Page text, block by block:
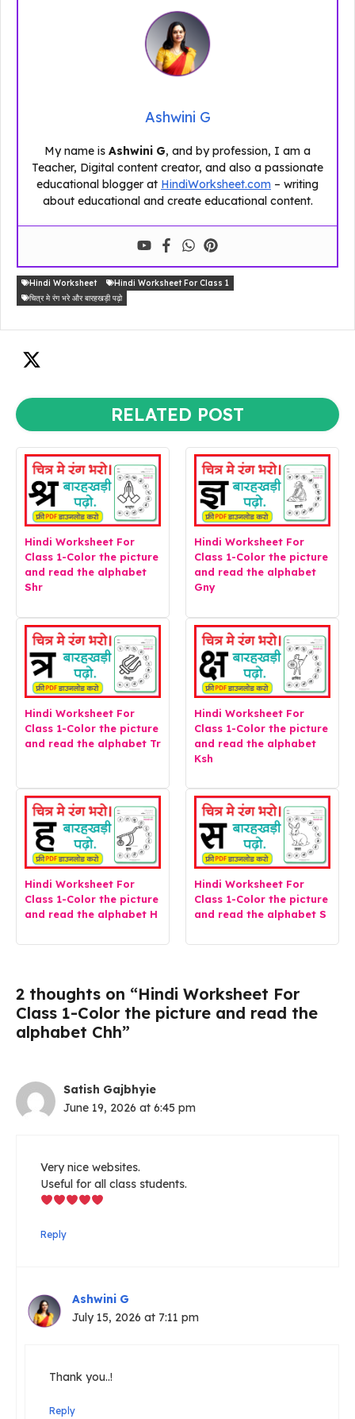
Ashwini G
My name is Ashwini G, and by profession, I am a
Teacher, Digital content creator, and also a passionate
educational blogger at HindiWorksheet.com – writing
about educational and create educational content.
Hindi Worksheet
Hindi Worksheet For Class 1
चित्र मे रंग भरे और बारहखड़ी पढ़ो
RELATED POST
Hindi Worksheet For
Class 1-Color the picture
and read the alphabet
Shr
Hindi Worksheet For
Class 1-Color the picture
and read the alphabet
Gny
Hindi Worksheet For
Class 1-Color the picture
and read the alphabet Tr
Hindi Worksheet For
Class 1-Color the picture
and read the alphabet
Ksh
Hindi Worksheet For
Class 1-Color the picture
and read the alphabet H
Hindi Worksheet For
Class 1-Color the picture
and read the alphabet S
2 thoughts on “Hindi Worksheet For
Class 1-Color the picture and read the
alphabet Chh”
Satish Gajbhyie
June 19, 2026 at 6:45 pm
Very nice websites.
Useful for all class students.
Reply
Ashwini G
July 15, 2026 at 7:11 pm
Thank you..!
Reply